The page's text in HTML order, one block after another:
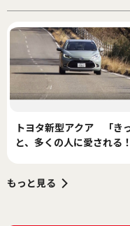
トヨタ新型アクア 「き
と、多くの人に愛される
もっと見る